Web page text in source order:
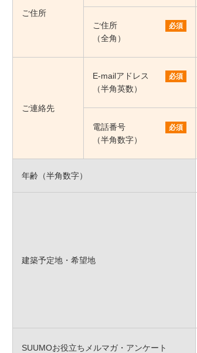
ご住所
ご住所
（全角）
必須
ご連絡先
E-mailアドレス
（半角英数）
必須
電話番号
（半角数字）
必須
年齢（半角数字）
建築予定地・希望地
SUUMOお役立ちメルマガ・アンケート